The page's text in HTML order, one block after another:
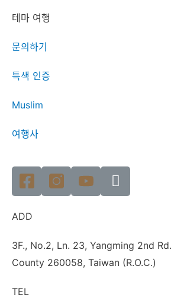
테마 여행
문의하기
특색 인증
Muslim
여행사
ADD
3F., No.2, Ln. 23, Yangming 2nd
County 260058, Taiwan (R.O.C.)
TEL